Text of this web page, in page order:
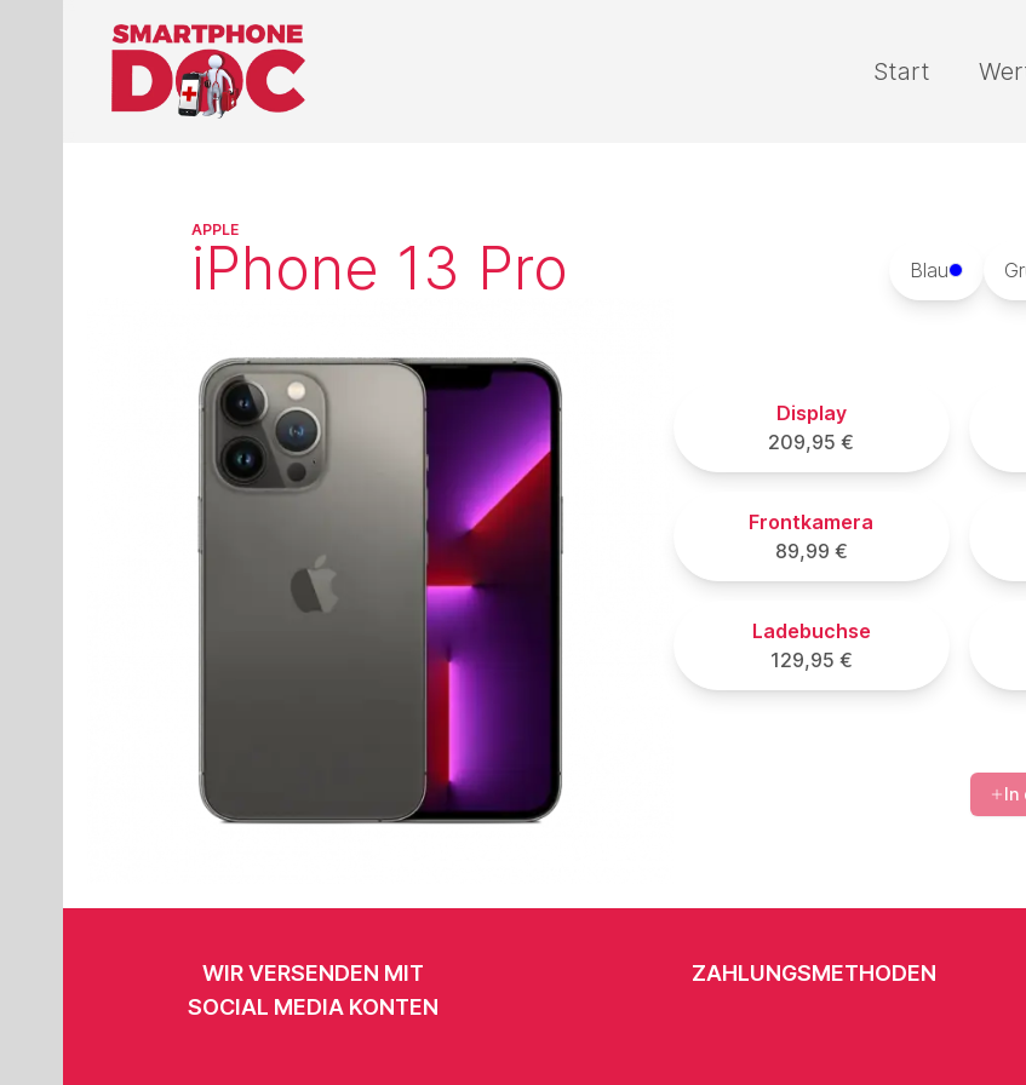
Start
APPLE
iPhone 13 Pro Blau
Display
209,95 €
Frontkamera
89,99 €
Ladebuchse
129,95 €
In
WIR VERSENDEN MIT
SOCIAL MEDIA KONTEN
ZAHLUNGSMETHODEN